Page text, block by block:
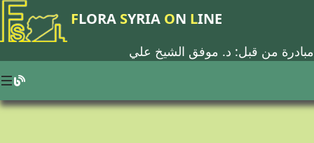
FLORA SYRIA ON LINE
مبادرة من قبل: د. موفق الشيخ علي